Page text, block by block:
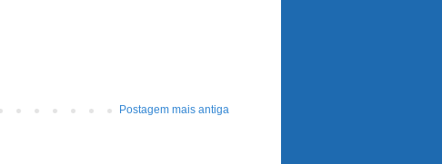
Postagem mais antiga